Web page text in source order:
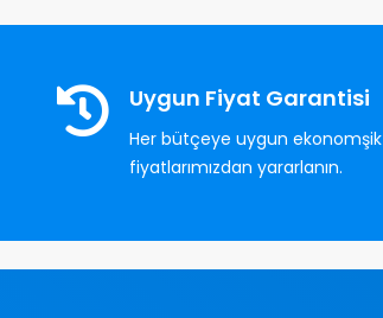
Uygun Fiyat Garantisi
Her bütçeye uygun ekonomşik
fiyatlarımızdan yararlanın.